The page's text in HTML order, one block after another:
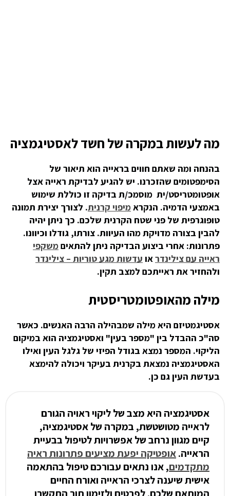
מה לעשות במקרה של חשד לאסטיגמציה
בהנחה ומה שאתם חווים בראייה הוא תיאור של
הסימפטומים שהזכרנו. יש להגיע לבדיקת ראייה אצל
אופטומטריסט/ית מוסמכ/ת בדיקה זו כוללת שימוש
באמצעי הדמיה. הנקראמיפוי קרנית. לצורך יצירת תמונה
טופוגרפית של פני שטח הקרנית שלכם. כך ניתן יהיה
להבין בצורה מדויקת מהו העיוות. צורתו, גודלו וכיוונו.
פתרונות: אחרי ביצוע הבדיקה ניתן להתאיםמשקפי
ראייה עם צילינדראו עדשות מגע טוריות – צילינדר
ולהחזיר את ראייתכם למצב תקין.
מילה מהאופטומטריסטית
אסטיגמטיזם היא מילה שמבהילה הרבה האנשים. כאשר
סה"כ ההבדל בין "מספר בעין" ואסטיגמציה הוא במיקום
הליקוי. המספר נמצא בגודל הפיזי של גלגל העין ואילו
האסטיגמציה נמצאת בקרנית בעיקר ויכולה להימצא
בעדשת העין גם כן.
אסטיגמציה היא מצב של ליקוי ראויה הגורם
לראייה מטושטשת, במקרה של אסטיגמציה,
קיים מגוון נרחב של אפשרויות לטיפול בבעיית
הראייה.אופטיקה יפעת מציעים פתרונות ראיה
מתקדמים, אנו נתאים עבורכם טיפול בהתאמה
אישית שיענה לצרכי הראייה ואורח החיים